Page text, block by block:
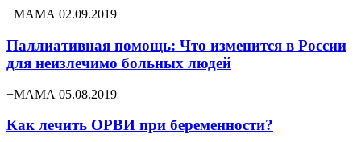
+МАМА 02.09.2019
Паллиативная помощь: Что изменится в России
для неизлечимо больных людей
+МАМА 05.08.2019
Как лечить ОРВИ при беременности?